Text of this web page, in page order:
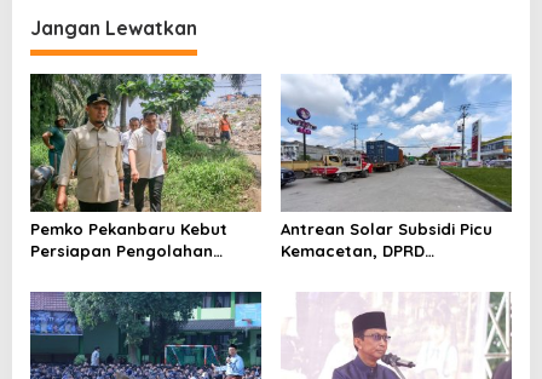
Jangan Lewatkan
Pemko Pekanbaru Kebut
Persiapan Pengolahan
TPA Muara Fajar II
Antrean Solar Subsidi Picu
Kemacetan, DPRD
Beri Penjelasan